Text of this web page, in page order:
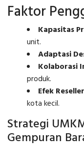
Faktor
Kapasitas
unit.
Adaptasi
Kolaborasi
produk.
Efek
kota kecil.
Strategi
Gempuran